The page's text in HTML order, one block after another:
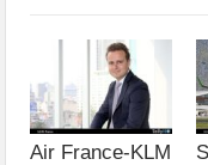
Air France-KLM